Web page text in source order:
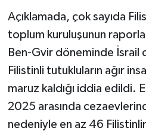
Açıklamada, çok sayıda
toplum kuruluşunun
Ben-Gvir döneminde İsrail
Filistinli tutukluların ağır
maruz kaldığı iddia edildi.
2025 arasında
nedeniyle en az 46